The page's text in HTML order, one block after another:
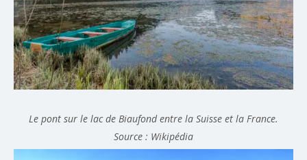
Le pont sur le lac de Biaufond entre la Suisse et la France.
Source : Wikipédia